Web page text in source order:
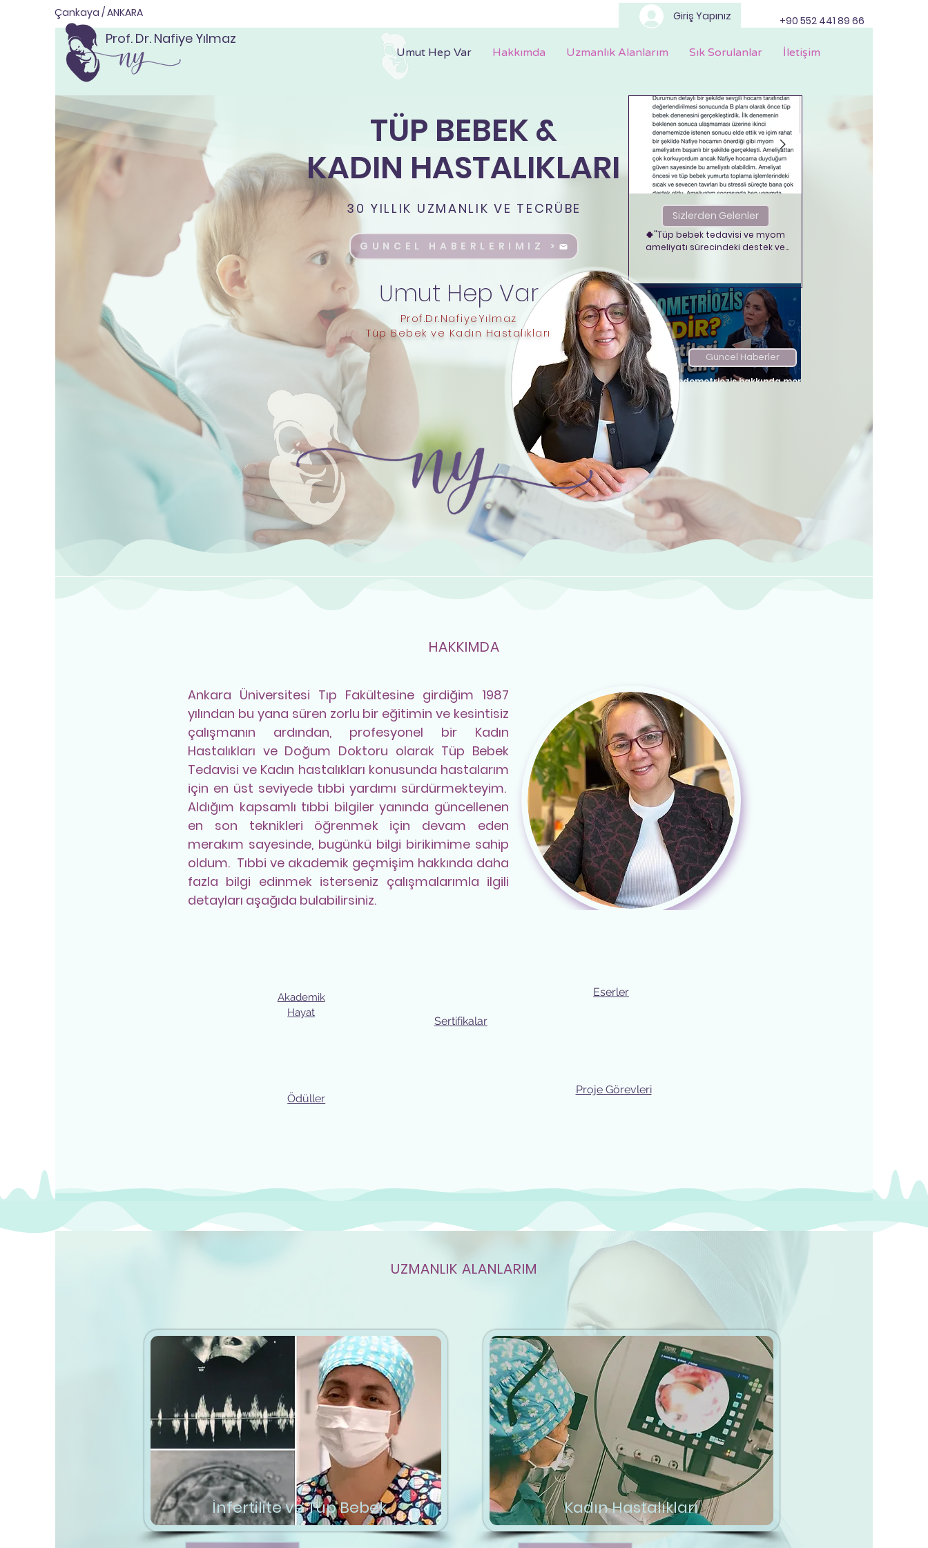
Çankaya / ANKARA
+90 552 441 89 66
Giriş Yapınız
Prof. Dr. Nafiye Yılmaz
Umut Hep Var Hakkımda Uzmanlık Alanlarım Sık Sorulanlar İletişim
GÜNCEL HABERLERİMİZ >
TÜP BEBEK &
KADIN HASTALIKLARI
Endometriozis hakkında merak
Güncel Haberler
30 YILLIK UZMANLIK VE TECRÜBE
🍀"Tüp bebek tedavisi ve myom
ameliyatı sürecindeki destek ve
Sizlerden Gelenler
Umut Hep Var
Prof.Dr.NafiyeYılmaz
Tüp Bebek ve Kadın Hastalıkları
HAKKIMDA
Ankara Üniversitesi Tıp Fakültesine girdiğim 1987
yılından bu yana süren zorlu bir eğitimin ve kesintisiz
çalışmanın ardından, profesyonel bir Kadın
Hastalıkları ve Doğum Doktoru olarak Tüp Bebek
Tedavisi ve Kadın hastalıkları konusunda hastalarım
için en üst seviyede tıbbi yardımı sürdürmekteyim.
Aldığım kapsamlı tıbbi bilgiler yanında güncellenen
en son teknikleri öğrenmek için devam eden
merakım sayesinde, bugünkü bilgi birikimime sahip
oldum. Tıbbi ve akademik geçmişim hakkında daha
fazla bilgi edinmek isterseniz çalışmalarımla ilgili
detayları aşağıda bulabilirsiniz.
Akademik
Hayat
Ödüller
Sertifikalar
Eserler
Proje Görevleri
UZMANLIK ALANLARIM
İnfertilite ve Tüp Bebek Kadın Hastalıkları